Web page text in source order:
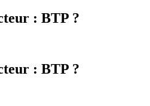
: BTP ?
: BTP ?